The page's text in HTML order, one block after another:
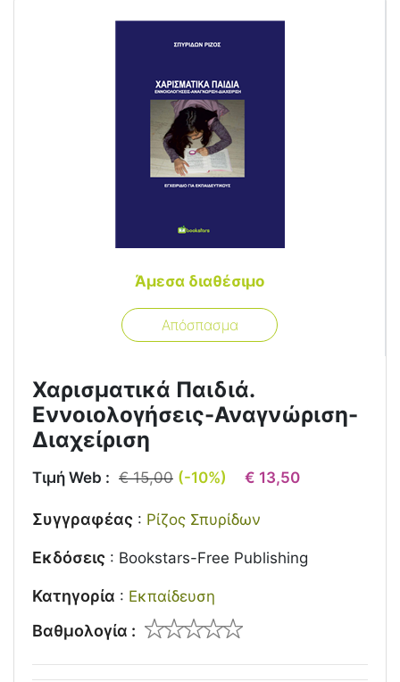
Άμεσα διαθέσιμο
Απόσπασμα
Χαρισματικά Παιδιά.
Εννοιολογήσεις-Αναγνώριση-
Διαχείριση
Τιμή Web : € 15,00 (-10%) € 13,50
Συγγραφέας : Ρίζος Σπυρίδων
Εκδόσεις : Bookstars-Free Publishing
Κατηγορία : Εκπαίδευση
Βαθμολογία :